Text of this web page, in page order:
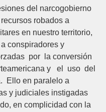
del narcogobierno
robados a
en nuestro territorio,
conspiradores y
por la conversión
y el uso del
Ello en paralelo a
y judiciales instigadas
en complicidad con la